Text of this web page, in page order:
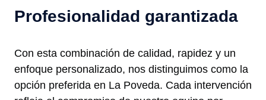
Profesionalidad garantizada
Con esta combinación de calidad, rapidez y un
enfoque personalizado, nos distinguimos como la
opción preferida en La Poveda. Cada intervención